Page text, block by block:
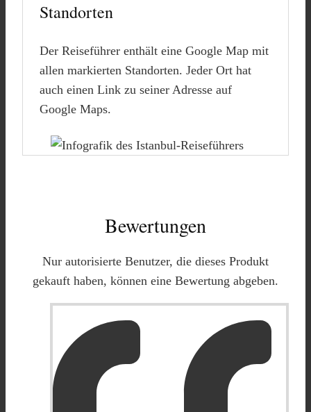
Standorten
Der Reiseführer enthält eine Google Map mit
allen markierten Standorten. Jeder Ort hat
auch einen Link zu seiner Adresse auf
Google Maps.
Bewertungen
Nur autorisierte Benutzer, die dieses Produkt
gekauft haben, können eine Bewertung abgeben.